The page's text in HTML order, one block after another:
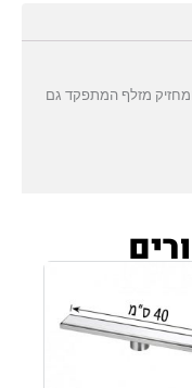
מתז בידה, צינור 120 ס"מ ומחזיק מזלף המתפקד גם